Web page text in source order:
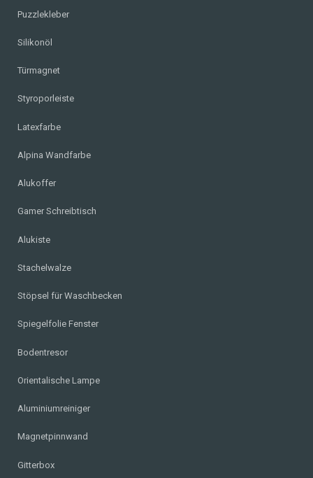
Puzzlekleber
Silikonöl
Türmagnet
Styroporleiste
Latexfarbe
Alpina Wandfarbe
Alukoffer
Gamer Schreibtisch
Alukiste
Stachelwalze
Stöpsel für Waschbecken
Spiegelfolie Fenster
Bodentresor
Orientalische Lampe
Aluminiumreiniger
Magnetpinnwand
Gitterbox